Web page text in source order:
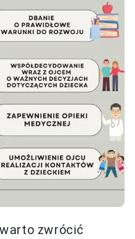
zwrócić